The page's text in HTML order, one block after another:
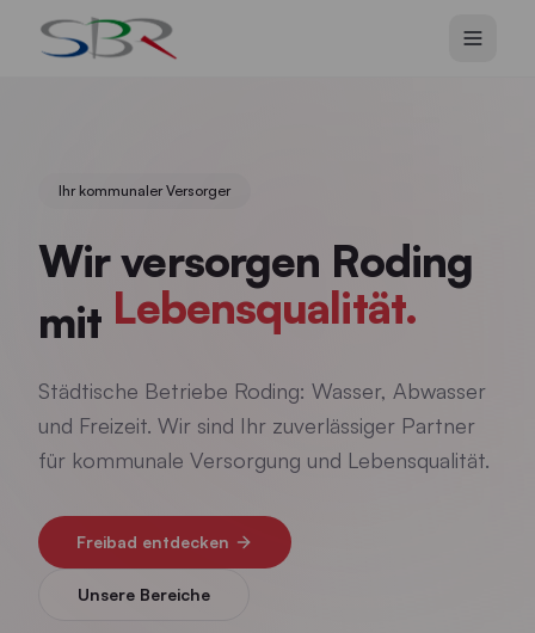
Zum Hauptinhalt springen
Ihr kommunaler Versorger
Wir versorgen Roding
mit Lebensqualität.
Städtische Betriebe Roding: Wasser, Abwasser
und Freizeit. Wir sind Ihr zuverlässiger Partner
für kommunale Versorgung und Lebensqualität.
Freibad entdecken
Unsere Bereiche